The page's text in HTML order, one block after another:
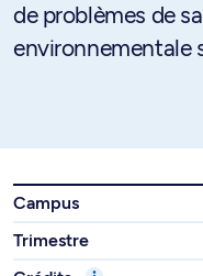
de problèmes de
environnementale
Campus
Trimestre